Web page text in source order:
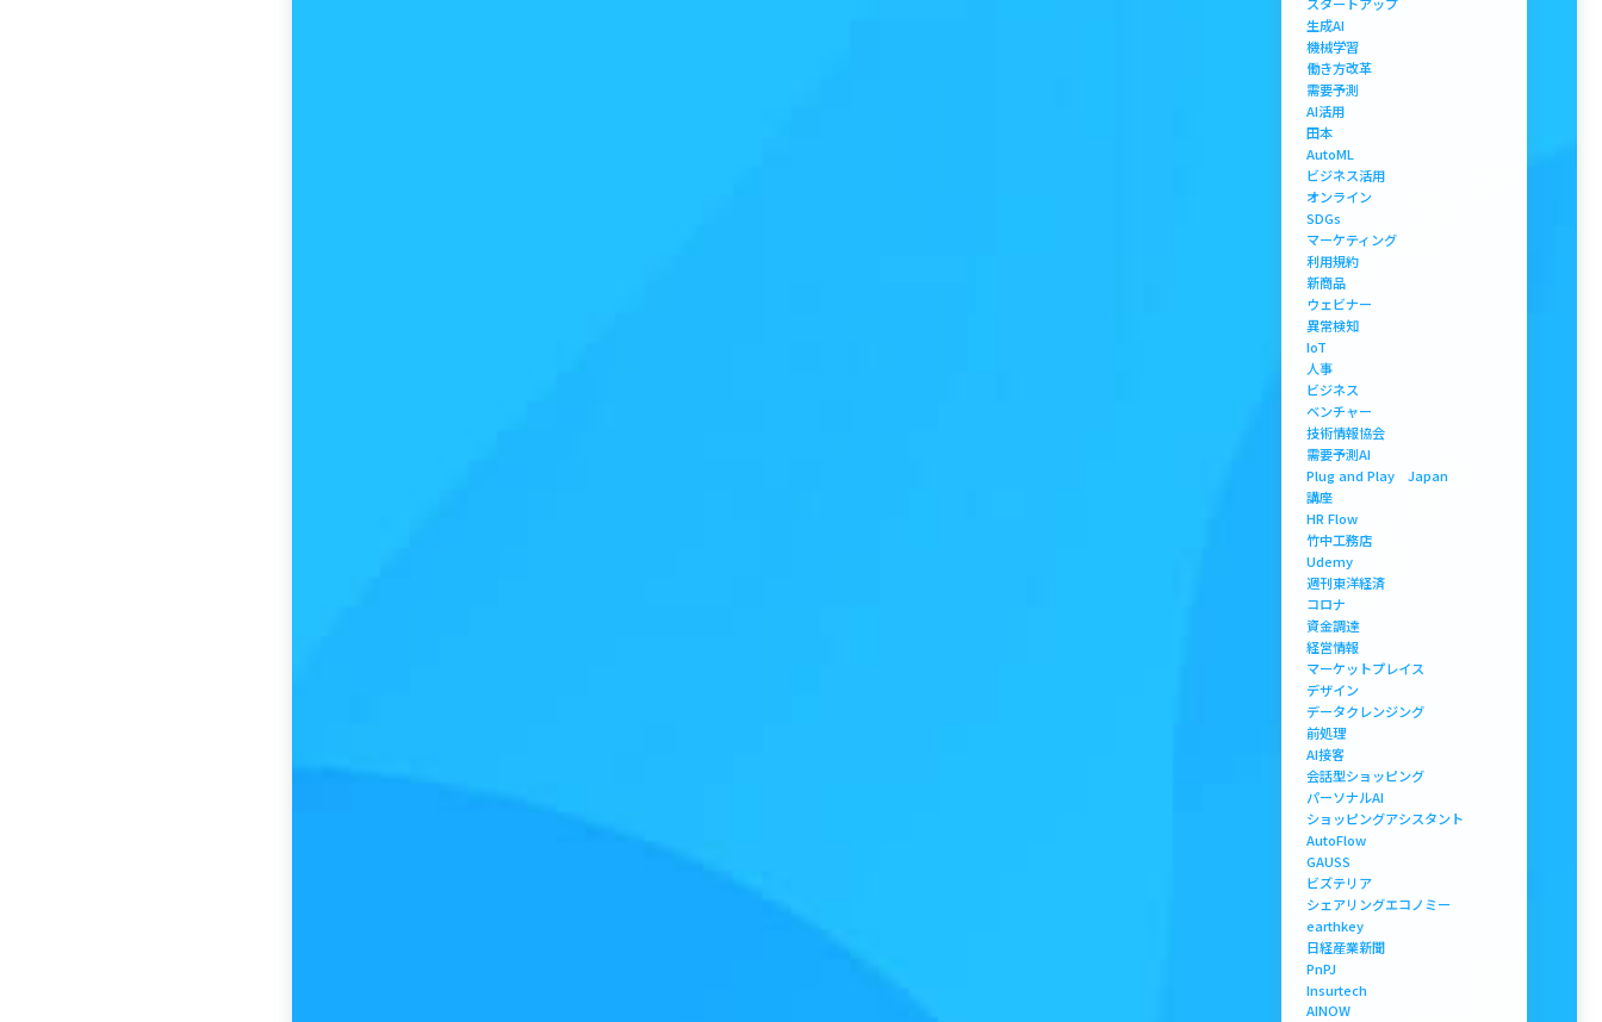
スタートアップ
生成AI
機械学習
働き方改革
需要予測
AI活用
田本
AutoML
ビジネス活用
オンライン
SDGs
マーケティング
利用規約
新商品
ウェビナー
異常検知
IoT
人事
ビジネス
ベンチャー
技術情報協会
需要予測AI
Plug and Play Japan
講座
HR Flow
竹中工務店
Udemy
週刊東洋経済
コロナ
資金調達
経営情報
マーケットプレイス
デザイン
データクレンジング
前処理
AI接客
会話型ショッピング
パーソナルAI
ショッピングアシスタント
AutoFlow
GAUSS
ビズテリア
シェアリングエコノミー
earthkey
日経産業新聞
PnPJ
Insurtech
AINOW